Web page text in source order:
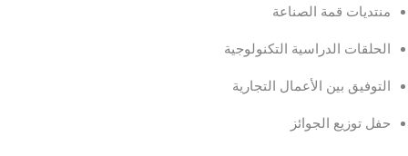
منتديات قمة الصناعة
الحلقات الدراسية التكنولوجية
التوفيق بين الأعمال التجارية
حفل توزيع الجوائز